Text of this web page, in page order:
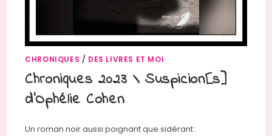
CHRONIQUES / DES LIVRES ET MOI
Chroniques 2023 \ Suspicion[s]
d’Ophélie Cohen
Un roman noir aussi poignant que sidérant :